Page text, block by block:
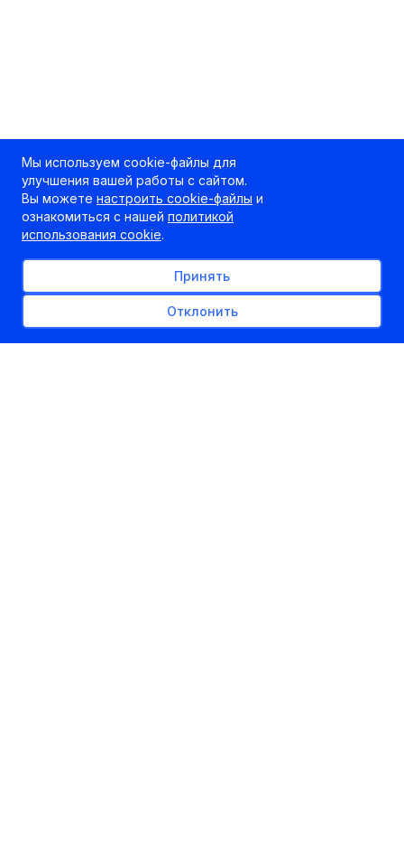
Мы используем cookie-файлы для
улучшения вашей работы с сайтом.
Вы можете настроить cookie-файлы и
ознакомиться с нашей политикой
использования cookie.
Принять
Отклонить